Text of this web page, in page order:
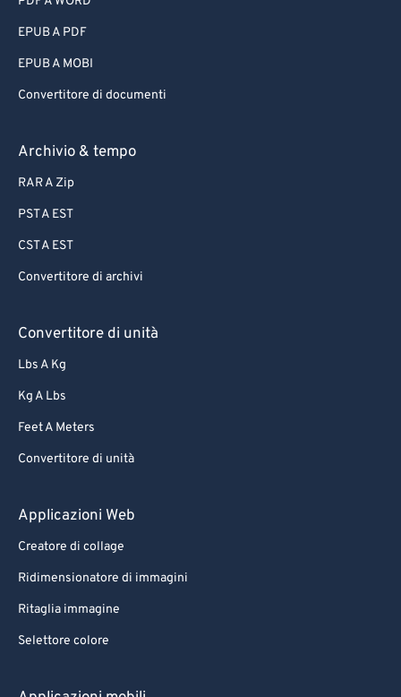
EPUB A PDF
EPUB A MOBI
Convertitore di documenti
Archivio & tempo
RAR A Zip
PST A EST
CST A EST
Convertitore di archivi
Convertitore di unità
Lbs A Kg
Kg A Lbs
Feet A Meters
Convertitore di unità
Applicazioni Web
Creatore di collage
Ridimensionatore di immagini
Ritaglia immagine
Selettore colore